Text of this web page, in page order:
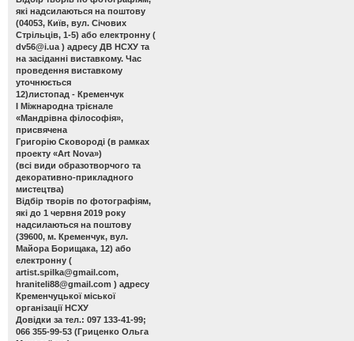
які надсилаються на поштову
(04053, Київ, вул. Січових
Стрільців, 1-5) або електронну (
dv56@i.ua ) адресу ДВ НСХУ та
на засіданні виставкому. Час
проведення виставкому
уточнюється
12)листопад - Кременчук
І Міжнародна трієнале
«Мандрівна філософія»,
присвячена
Григорію Сковороді (в рамках
проекту «Art Nova»)
(всі види образотворчого та
декоративно-прикладного
мистецтва)
Відбір творів по фотографіям,
які до 1 червня 2019 року
надсилаються на поштову
(39600, м. Кременчук, вул.
Майора Борищака, 12) або
електронну (
artist.spilka@gmail.com,
hraniteli88@gmail.com ) адресу
Кременчуцької міської
організації НСХУ
Довідки за тел.: 097 133-41-99;
066 355-99-53 (Гриценко Ольга